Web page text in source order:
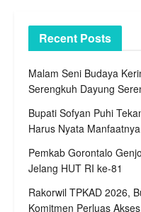
Recent Posts
Malam Seni Budaya
Serengkuh Dayung
Bupati Sofyan Puhi
Harus Nyata
Pemkab Gorontalo
Jelang HUT RI ke-81
Rakorwil TPKAD 2026,
Komitmen Perluas